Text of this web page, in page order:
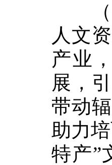
人文
产业
展，
带动
助力
特产”